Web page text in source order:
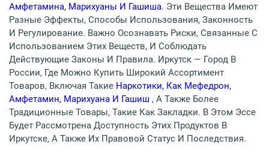
Амфетамина, Марихуаны И Гашиша. Эти Вещества Имеют
Разные Эффекты, Способы Использования, Законность
И Регулирование. Важно Осознавать Риски, Связанные С
Использованием Этих Веществ, И Соблюдать
Действующие Законы И Правила. Иркутск — Город В
России, Где Можно Купить Широкий Ассортимент
Товаров, Включая Такие Наркотики, Как Мефедрон,
Амфетамин, Марихуана И Гашиш , А Также Более
Традиционные Товары, Такие Как Закладки. В Этом Эссе
Будет Рассмотрена Доступность Этих Продуктов В
Иркутске, А Также Их Правовой Статус И Последствия.